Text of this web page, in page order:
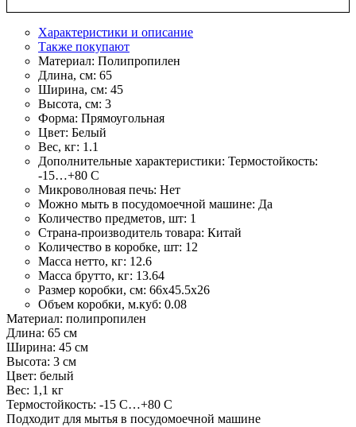
Характеристики и описание
Также покупают
Материал: Полипропилен
Длина, см: 65
Ширина, см: 45
Высота, см: 3
Форма: Прямоугольная
Цвет: Белый
Вес, кг: 1.1
Дополнительные характеристики: Термостойкость:
-15…+80 С
Микроволновая печь: Нет
Можно мыть в посудомоечной машине: Да
Количество предметов, шт: 1
Страна-производитель товара: Китай
Количество в коробке, шт: 12
Масса нетто, кг: 12.6
Масса брутто, кг: 13.64
Размер коробки, см: 66х45.5х26
Объем коробки, м.куб: 0.08
Материал: полипропилен
Длина: 65 см
Ширина: 45 см
Высота: 3 см
Цвет: белый
Вес: 1,1 кг
Термостойкость: -15 С…+80 С
Подходит для мытья в посудомоечной машине